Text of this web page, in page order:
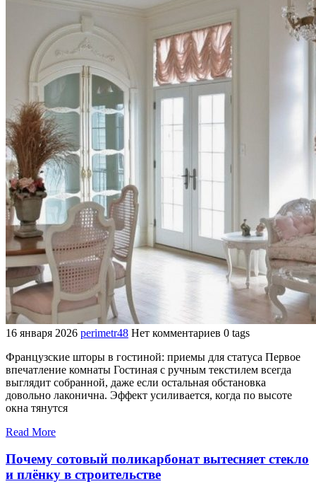
16 января 2026 perimetr48 Нет комментариев 0 tags
Французские шторы в гостиной: приемы для статуса Первое
впечатление комнаты Гостиная с ручным текстилем всегда
выглядит собранной, даже если остальная обстановка
довольно лаконична. Эффект усиливается, когда по высоте
окна тянутся
Read More
Почему сотовый поликарбонат вытесняет стекло
и плёнку в строительстве